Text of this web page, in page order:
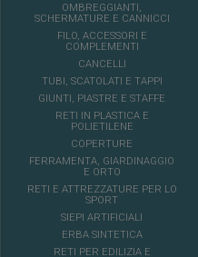
OMBREGGIANTI,
SCHERMATURE E CANNICCI
FILO, ACCESSORI E
COMPLEMENTI
CANCELLI
TUBI, SCATOLATI E TAPPI
GIUNTI, PIASTRE E STAFFE
RETI IN PLASTICA E
POLIETILENE
COPERTURE
FERRAMENTA, GIARDINAGGIO
E ORTO
RETI E ATTREZZATURE PER LO
SPORT
SIEPI ARTIFICIALI
ERBA SINTETICA
RETI PER EDILIZIA E